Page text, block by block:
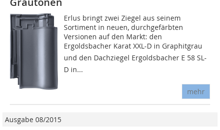
Erlus bringt zwei Ziegel aus seinem
Sortiment in neuen, durchgefärbten
Versionen auf den Markt: den
Ergoldsbacher Karat XXL-D in Graphitgrau
und den Dachziegel Ergoldsbacher E 58 SL-
D in...
mehr
Ausgabe 08/2015